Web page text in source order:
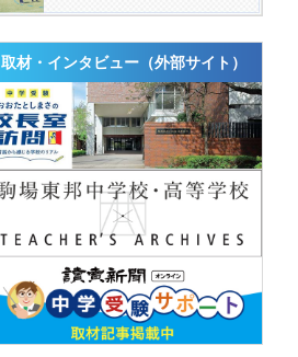
取材・インタビュー（外部サイト）